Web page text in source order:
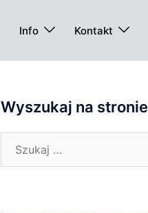
Info Kontakt
Wyszukaj na stronie